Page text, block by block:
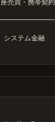
売買・携帯契約
システム金融